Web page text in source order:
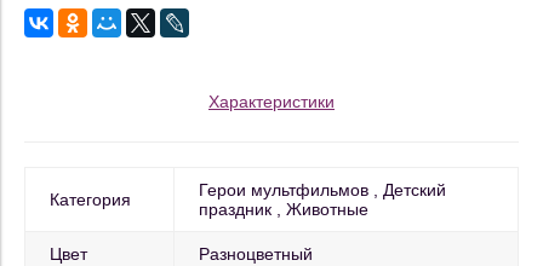
Характеристики
Категория Герои мультфильмов
Детский
праздник
Животные
Цвет Разноцветный